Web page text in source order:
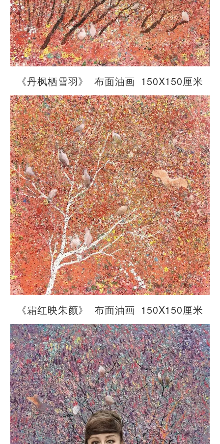
​《丹枫栖雪羽》 布面油画 150X150厘米
《霜红映朱颜》 布面油画 150X150厘米